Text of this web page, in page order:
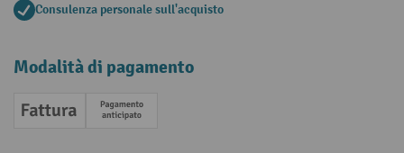
Consulenza personale sull'acquisto
Modalità di pagamento
Fattura Pagamento anticipato